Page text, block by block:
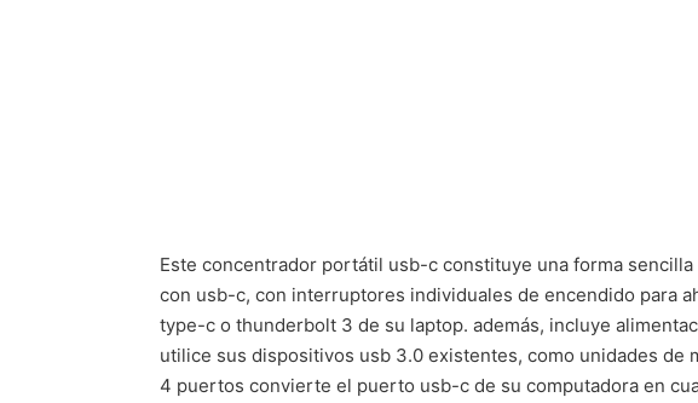
Este concentrador portátil usb-c constituye una forma
con usb-c, con interruptores individuales de encendido
type-c o thunderbolt 3 de su laptop. además, incluye
utilice sus dispositivos usb 3.0 existentes, como unidades
4 puertos convierte el puerto usb-c de su computadora en